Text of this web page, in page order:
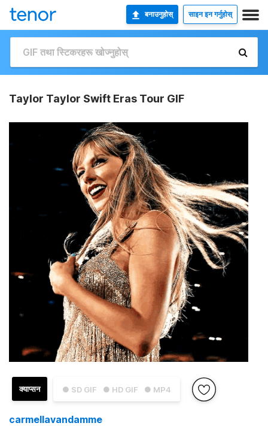
बनाउनुहोस् साइन इन गर्नुहोस्
Taylor Taylor Swift Eras Tour GIF
● SD GIF ● HD GIF ● MP4
क्याप्सन
carmellavandamme